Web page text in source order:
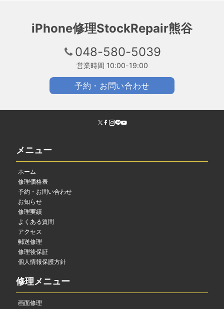
iPhone修理StockRepair熊谷
048-580-5039
営業時間 10:00-19:00
予約・お問い合わせ
メニュー
ホーム
修理価格表
予約・お問い合わせ
お知らせ
修理実績
よくある質問
アクセス
郵送修理
修理後保証
個人情報保護方針
修理メニュー
画面修理